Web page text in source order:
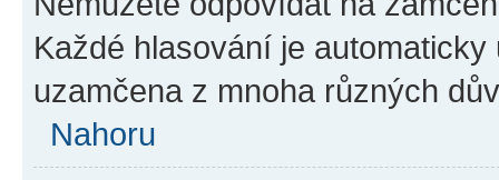
Každé hlasování je
uzamčena z mnoha různých
Nahoru